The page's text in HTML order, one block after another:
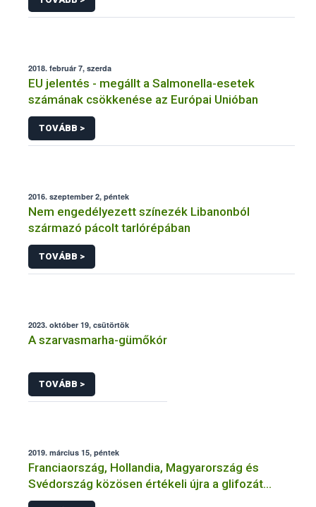
2018. február 7, szerda
EU jelentés - megállt a Salmonella-esetek
számának csökkenése az Európai Unióban
TOVÁBB >
2016. szeptember 2, péntek
Nem engedélyezett színezék Libanonból
származó pácolt tarlórépában
TOVÁBB >
2023. október 19, csütörtök
A szarvasmarha-gümőkór
TOVÁBB >
2019. március 15, péntek
Franciaország, Hollandia, Magyarország és
Svédország közösen értékeli újra a glifozát
hatóanyagot